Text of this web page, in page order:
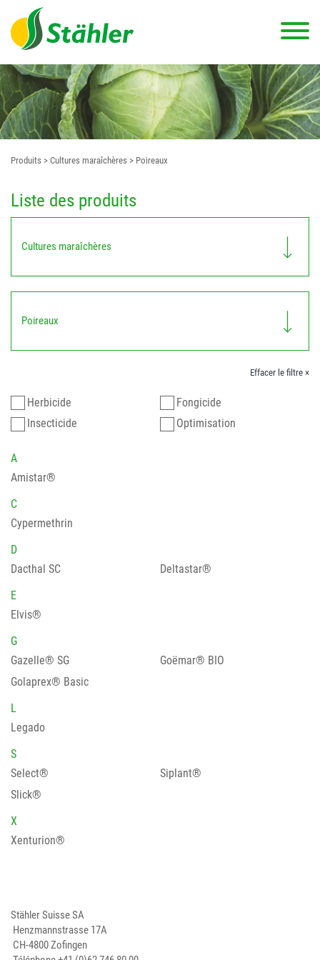
Produits > Cultures maraîchères > Poireaux
Liste des produits
Cultures maraîchères
Poireaux
Effacer le filtre ×
Herbicide
Fongicide
Insecticide
Optimisation
A
Amistar®
C
Cypermethrin
D
Dacthal SC
Deltastar®
E
Elvis®
G
Gazelle® SG
Goëmar® BIO
Golaprex® Basic
L
Legado
S
Select®
Siplant®
Slick®
X
Xenturion®
Stähler Suisse SA
Henzmannstrasse 17A
CH-4800 Zofingen